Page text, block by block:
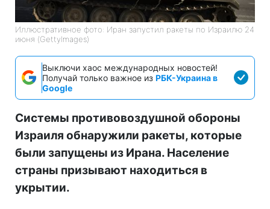
Иллюстративное фото: Иран запустил ракеты по Израилю 24
июня (GettyImages)
Выключи хаос международных новостей!
Получай только важное из РБК-Украина в
Google
Системы противовоздушной обороны
Израиля обнаружили ракеты, которые
были запущены из Ирана. Население
страны призывают находиться в
укрытии.